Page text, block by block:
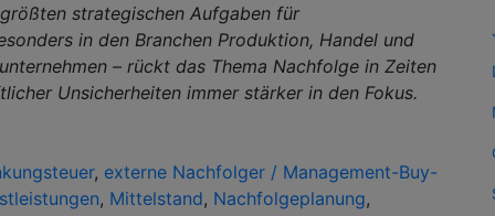
strategischen Aufgaben für
in den Branchen Produktion, Handel und
– rückt das Thema Nachfolge in Zeiten
Unsicherheiten immer stärker in den Fokus.
, externe Nachfolger / Management-Buy-
, Mittelstand, Nachfolgeplanung,